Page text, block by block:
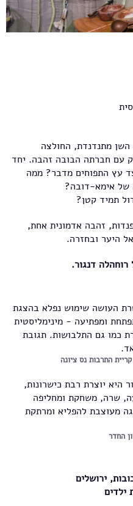
מתנדנדת, החולצה
עם חברתה הבובה זהבה. יחד
עץ התפוחים מדבר? ממה
של אימא-דובה?
תמיד קטן?
זהבה אדמונית אחת,
היער ובחזרה.
דנגור.
העושה שימוש נפלא בהצגת
ומפתיעה - מינימליסטית
כמו גם התלבושות. תגובת
התרבות נס ציונה
היא יוצרת רבת כישרונות,
שרה, משחקת ומחליפה
מעוצבת להפליא ומרתקת
החדר
ירושלים
ילדים